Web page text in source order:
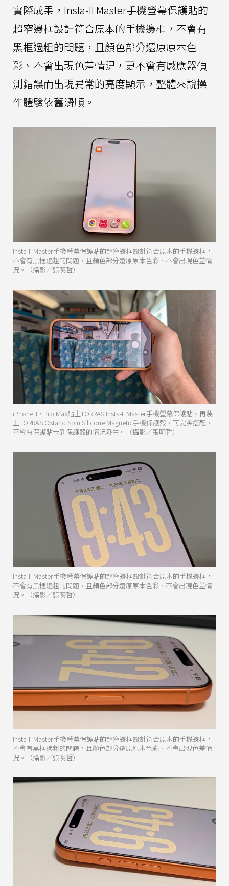
實際成果，Insta-II Master手機螢幕保護貼的
超窄邊框設計符合原本的手機邊框，不會有
黑框過粗的問題，且顏色部分還原原本色
彩、不會出現色差情況，更不會有感應器偵
測錯誤而出現異常的亮度顯示，整體來說操
作體驗依舊滑順。
Insta-II Master手機螢幕保護貼的超窄邊框設計符合原本的手機邊框，
不會有黑框過粗的問題，且顏色部分還原原本色彩、不會出現色差情
況。（攝影／張明哲）
iPhone 17 Pro Max貼上TORRAS Insta-II Master手機螢幕保護貼、再裝
上TORRAS Ostand Spin Silicone Magnetic手機保護殼，可完美搭配，
不會有保護貼卡到保護殼的情況發生。（攝影／張明哲）
Insta-II Master手機螢幕保護貼的超窄邊框設計符合原本的手機邊框，
不會有黑框過粗的問題，且顏色部分還原原本色彩、不會出現色差情
況。（攝影／張明哲）
Insta-II Master手機螢幕保護貼的超窄邊框設計符合原本的手機邊框，
不會有黑框過粗的問題，且顏色部分還原原本色彩、不會出現色差情
況。（攝影／張明哲）